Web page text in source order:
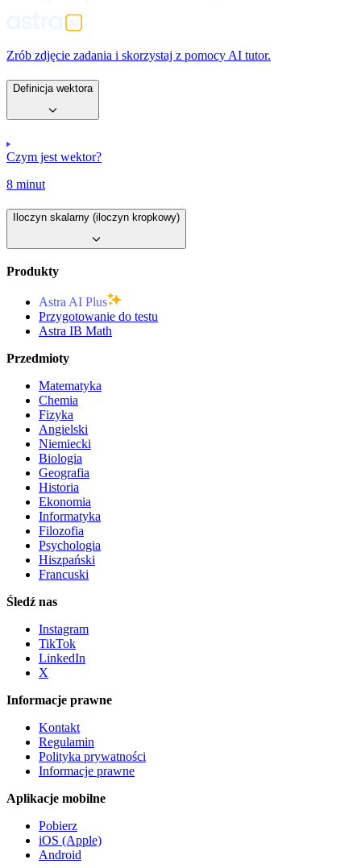
Zrób zdjęcie zadania i skorzystaj z pomocy AI tutor.
Definicja wektora
Czym jest wektor?
8 minut
Iloczyn skalarny (iloczyn kropkowy)
Produkty
Astra AI Plus
Przygotowanie do testu
Astra IB Math
Przedmioty
Matematyka
Chemia
Fizyka
Angielski
Niemiecki
Biologia
Geografia
Historia
Ekonomia
Informatyka
Filozofia
Psychologia
Hiszpański
Francuski
Śledź nas
Instagram
TikTok
LinkedIn
X
Informacje prawne
Kontakt
Regulamin
Polityka prywatności
Informacje prawne
Aplikacje mobilne
Pobierz
iOS (Apple)
Android